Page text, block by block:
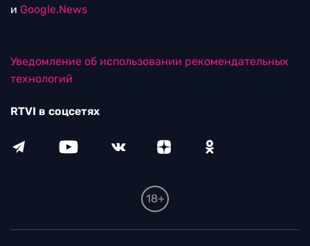
и Google.News
Уведомление об использовании рекомендательных
технологий
RTVI в соцсетях
18+